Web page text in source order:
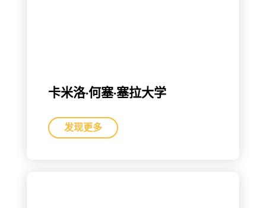
卡米洛·何塞·塞拉大学
发现更多